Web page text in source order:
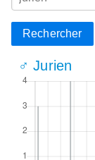
Rechercher
♂ Jurien